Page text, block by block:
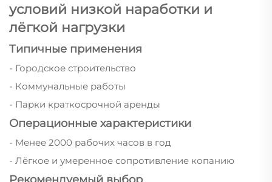
условий низкой наработки и
лёгкой нагрузки
Типичные применения
- Городское строительство
- Коммунальные работы
- Парки краткосрочной аренды
Операционные характеристики
- Менее 2000 рабочих часов в год
- Лёгкое и умеренное сопротивление копанию